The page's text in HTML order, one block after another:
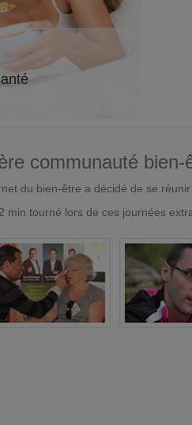
communauté bien-
du bien-être a décidé de se
min tourné lors de ces journées